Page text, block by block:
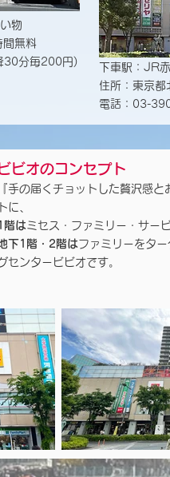
物
無料
分毎200円)
下車駅：JR
住所：東京
電話：03-
ビビオのコンセプト
『手の届くチョットした贅沢感
トに、
階はミセス・ファミリー・サービ
下1階・2階はファミリーをタ
センタービビオです。